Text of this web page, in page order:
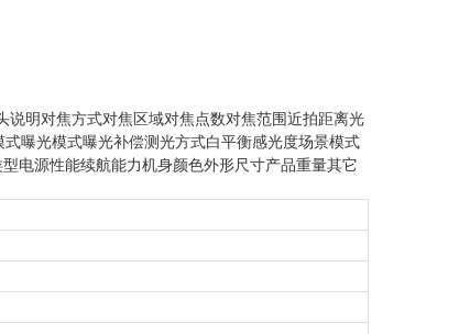
明对焦方式对焦区域对焦点数对焦范围近拍距离光
曝光模式曝光补偿测光方式白平衡感光度场景模式
电源性能续航能力机身颜色外形尺寸产品重量其它